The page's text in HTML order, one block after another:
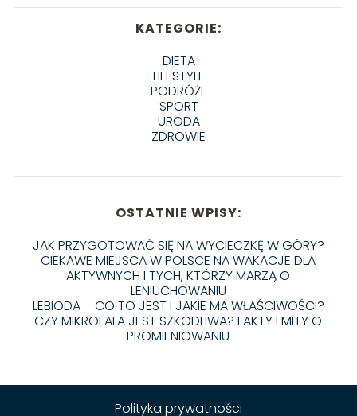
KATEGORIE:
DIETA
LIFESTYLE
PODRÓŻE
SPORT
URODA
ZDROWIE
OSTATNIE WPISY:
JAK PRZYGOTOWAĆ SIĘ NA WYCIECZKĘ W GÓRY?
CIEKAWE MIEJSCA W POLSCE NA WAKACJE DLA
AKTYWNYCH I TYCH, KTÓRZY MARZĄ O
LENIUCHOWANIU
LEBIODA – CO TO JEST I JAKIE MA WŁAŚCIWOŚCI?
CZY MIKROFALA JEST SZKODLIWA? FAKTY I MITY O
PROMIENIOWANIU
Polityka prywatności